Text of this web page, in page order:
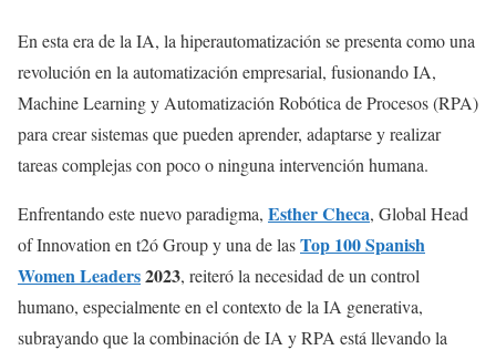
En esta era de la IA, la hiperautomatización se presenta como una
revolución en la automatización empresarial, fusionando IA,
Machine Learning y Automatización Robótica de Procesos (RPA)
para crear sistemas que pueden aprender, adaptarse y realizar
tareas complejas con poco o ninguna intervención humana.
Enfrentando este nuevo paradigma, Esther Checa, Global Head
of Innovation en t2ó Group y una de lasTop 100 Spanish
Women Leaders2023, reiteró la necesidad de un control
humano, especialmente en el contexto de la IA generativa,
subrayando que la combinación de IA y RPA está llevando la